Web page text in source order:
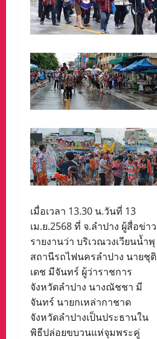
เมื่อเวลา 13.30 น.วันที่ 13
เม.ย.2568 ที่ จ.ลำปาง ผู้สื่อข่าว
รายงานว่า บริเวณวงเวียนน้ำพุ
สถานีรถไฟนครลำปาง นายชุติ
เดช มีจันทร์ ผู้ว่าราชการ
จังหวัดลำปาง นางณัชชา มี
จันทร์ นายกเหล่ากาชาด
จังหวัดลำปางเป็นประธานใน
พิธีปล่อยขบวนแห่จุมพระคู่